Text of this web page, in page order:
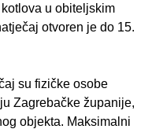
u obiteljskim
otvoren je do 15.
su fizičke osobe
Zagrebačke županije,
objekta. Maksimalni